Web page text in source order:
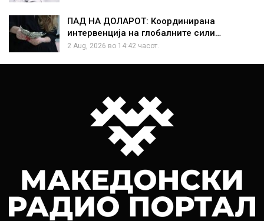
ПАД НА ДОЛАРОТ: Координирана
интервенција на глобалните сили…
2 Aug, 2026 во 14:42 часот.